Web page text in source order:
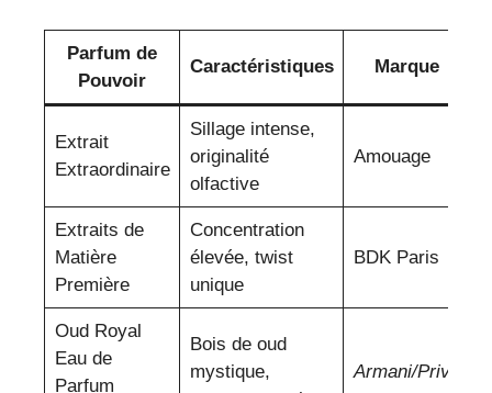
Parfum de
Pouvoir
Caractéristiques Marque
Extrait
Extraordinaire
Sillage intense,
originalité
olfactive
Amouage
Extraits de
Matière
Première
Concentration
élevée, twist
unique
BDK Paris
Oud Royal
Eau de
Parfum
Bois de oud
mystique,
Armani/Privé